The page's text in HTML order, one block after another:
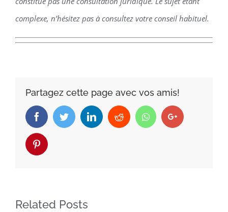
complexe, n’hésitez pas à consultez votre conseil habituel.
Partagez cette page avec vos amis!
FacebookTwitterLinkedInRedditWhatsappGoogle+
Pinterest
Related Posts